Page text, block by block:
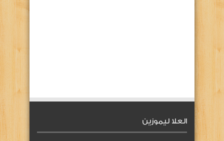
العلا ليموزين